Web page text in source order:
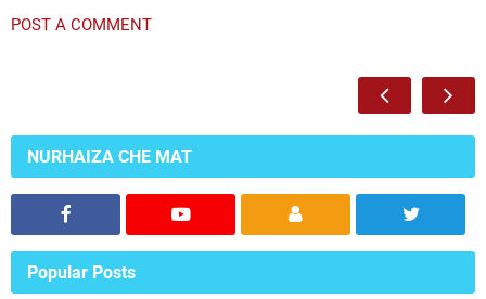
POST A COMMENT
NURHAIZA CHE MAT
Popular Posts